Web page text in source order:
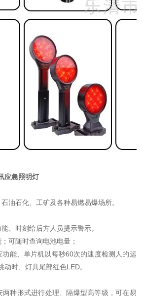
应急照明灯
油石化、工矿及各种易燃易爆场所。
、时刻给后方人员提示警示。
可随时查询电池电量；
能、单片机以每秒60次的速度检测人的运
时、灯具尾部红色LED。
两种形式进行处理、隔爆型高等级，可在易